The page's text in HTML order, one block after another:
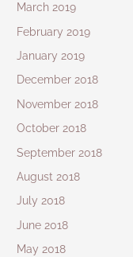
March 2019
February 2019
January 2019
December 2018
November 2018
October 2018
September 2018
August 2018
July 2018
June 2018
May 2018